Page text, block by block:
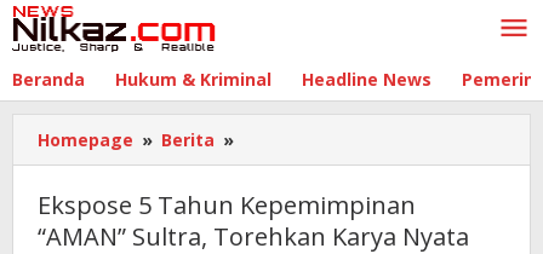
Lewati
ke
Beranda Hukum & Kriminal Headline News
Homepage » Berita »
5
Kepemimpinan
“AMAN”
Ekspose 5 Tahun Kepemimpinan
“AMAN” Sultra, Torehkan Karya Nyata